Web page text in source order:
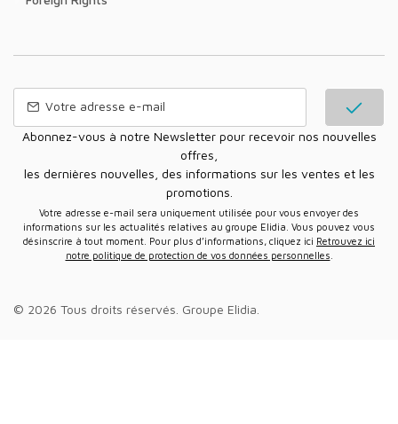
Abonnez-vous à notre Newsletter pour recevoir nos nouvelles
offres,
les dernières nouvelles, des informations sur les ventes et les
promotions.
Votre adresse e-mail sera uniquement utilisée pour vous envoyer des
informations sur les actualités relatives au groupe Elidia. Vous pouvez vous
désinscrire à tout moment. Pour plus d’informations, cliquez ici Retrouvez ici
notre politique de protection de vos données personnelles
© 2026 Tous droits réservés. Groupe Elidia